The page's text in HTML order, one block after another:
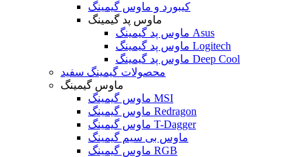
کیبورد و ماوس گیمینگ
ماوس پد گیمینگ
ماوس پد گیمینگ Asus
ماوس پد گیمینگ Logitech
ماوس پد گیمینگ Deep Cool
محصولات گیمینگ سفید
ماوس گیمینگ
ماوس گیمینگ MSI
ماوس گیمینگ Redragon
ماوس گیمینگ T-Dagger
ماوس بی سیم گیمینگ
ماوس گیمینگ RGB